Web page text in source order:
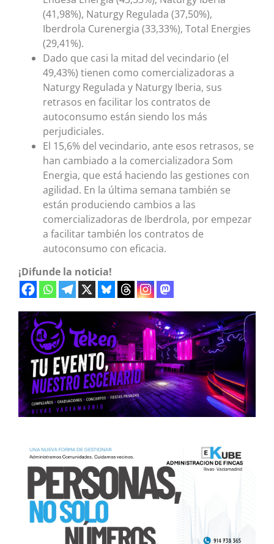
(41,98%), Naturgy Regulada (37,50%),
Iberdrola Curenergia (33,33%), Total Energies
(29,41%).
Dado que casi la mitad del vecindario (el
49,43%) tienen como comercializadoras a
Naturgy Regulada y Naturgy Iberia, sus
retrasos en facilitar los contratos de
autoconsumo están siendo los más
perjudiciales.
El 15,6% del vecindario, ante esos retrasos, se
han cambiado a la comercializadora Som
Energia, que está haciendo las gestiones con
agilidad. En la última semana también se
están produciendo cambios a las
comercializadoras de Iberdrola, por empezar
a facilitar también los contratos de
autoconsumo con eficacia.
¡Difunde la noticia!